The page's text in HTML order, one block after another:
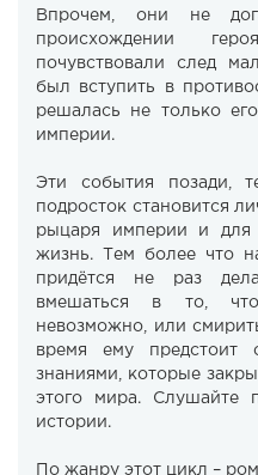
Впрочем, они не
происхождении
почувствовали след
был вступить в
решалась не только
империи.
Эти события позади,
подросток становится
рыцаря империи и для
жизнь. Тем более что
придётся не раз
вмешаться в то,
невозможно, или
время ему предстоит
знаниями, которые
этого мира. Слушайте
истории.
По жанру этот цикл –